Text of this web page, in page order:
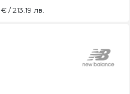
€ / 213.19 лв.